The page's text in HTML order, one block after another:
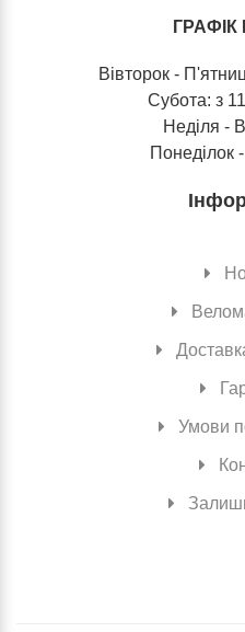
Вівторок -
Субота: з
Неділя -
Умови